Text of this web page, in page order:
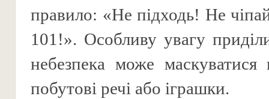
правило: «Не підходь! Не
101!». Особливу увагу
небезпека може маскуватися
побутові речі або іграшки.